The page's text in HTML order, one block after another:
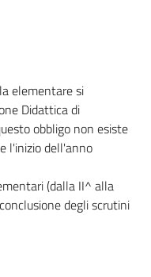
elementare si
Didattica di
obbligo non esiste
l'inizio dell'anno
(dalla II^ alla
degli scrutini